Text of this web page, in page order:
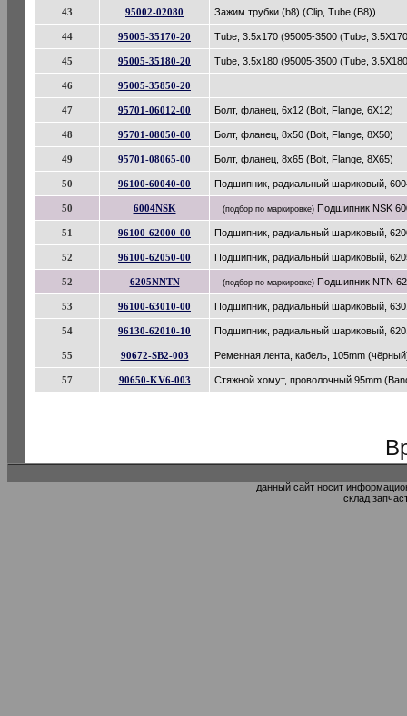
43 95002-02080 Зажим трубки (b8) (Clip, Tube (B8))
44 95005-35170-20 Tube, 3.5x170 (95005-3500 (Tube,
45 95005-35180-20 Tube, 3.5x180 (95005-3500 (Tube,
46 95005-35850-20
47 95701-06012-00 Болт, фланец, 6x12 (Bolt, Flange, 6X12)
48 95701-08050-00 Болт, фланец, 8x50 (Bolt, Flange, 8X50)
49 95701-08065-00 Болт, фланец, 8x65 (Bolt, Flange, 8X65)
50 96100-60040-00 Подшипник, радиальный шариковый,
50 6004NSK (подбор по маркировке) Подшипник NSK
51 96100-62000-00 Подшипник, радиальный шариковый,
52 96100-62050-00 Подшипник, радиальный шариковый,
52 6205NNTN (подбор по маркировке) Подшипник NTN
53 96100-63010-00 Подшипник, радиальный шариковый,
54 96130-62010-10 Подшипник, радиальный шариковый,
55 90672-SB2-003 Ременная лента, кабель, 105mm
57 90650-KV6-003 Стяжной хомут, проволочный 95mm
данный сайт носит
склад